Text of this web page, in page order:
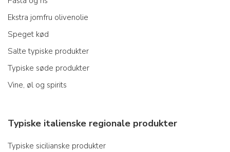
Ekstra jomfru olivenolie
Speget kød
Salte typiske produkter
Typiske søde produkter
Vine, øl og spirits
Typiske italienske regionale produkter
Typiske sicilianske produkter